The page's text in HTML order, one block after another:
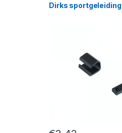
Dirks sportgeleiding